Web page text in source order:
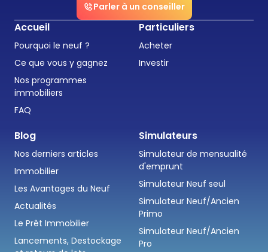
Parler à un conseiller
Accueil
Pourquoi le neuf ?
Ce que vous y gagnez
Nos programmes
immobiliers
FAQ
Particuliers
Acheter
Investir
Blog
Nos derniers articles
Immobilier
Les Avantages du Neuf
Actualités
Le Prêt Immobilier
Lancements, Destockage
Simulateurs
Simulateur de mensualité
d'emprunt
Simulateur Neuf seul
Simulateur Neuf/Ancien
Primo
Simulateur Neuf/Ancien
Pro